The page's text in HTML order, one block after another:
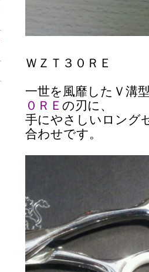
ＷＺＴ３０ＲＥ
一世を風靡したＶ溝
０ＲＥ の刃に、
手にやさしいロング
合わせです。